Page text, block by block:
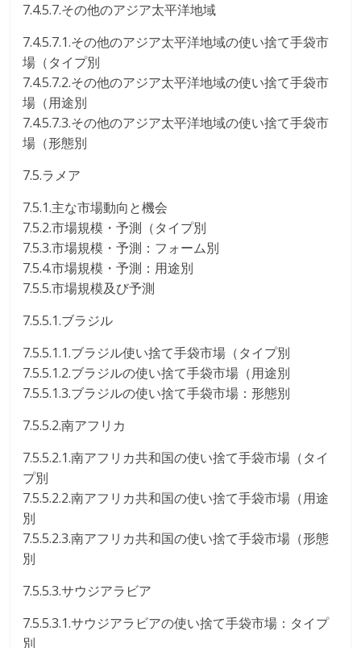
7.4.5.7.その他のアジア太平洋地域
7.4.5.7.1.その他のアジア太平洋地域の使い捨て手袋市
場（タイプ別
7.4.5.7.2.その他のアジア太平洋地域の使い捨て手袋市
場（用途別
7.4.5.7.3.その他のアジア太平洋地域の使い捨て手袋市
場（形態別
7.5.ラメア
7.5.1.主な市場動向と機会
7.5.2.市場規模・予測（タイプ別
7.5.3.市場規模・予測：フォーム別
7.5.4.市場規模・予測：用途別
7.5.5.市場規模及び予測
7.5.5.1.ブラジル
7.5.5.1.1.ブラジル使い捨て手袋市場（タイプ別
7.5.5.1.2.ブラジルの使い捨て手袋市場（用途別
7.5.5.1.3.ブラジルの使い捨て手袋市場：形態別
7.5.5.2.南アフリカ
7.5.5.2.1.南アフリカ共和国の使い捨て手袋市場（タイ
プ別
7.5.5.2.2.南アフリカ共和国の使い捨て手袋市場（用途
別
7.5.5.2.3.南アフリカ共和国の使い捨て手袋市場（形態
別
7.5.5.3.サウジアラビア
7.5.5.3.1.サウジアラビアの使い捨て手袋市場：タイプ
別